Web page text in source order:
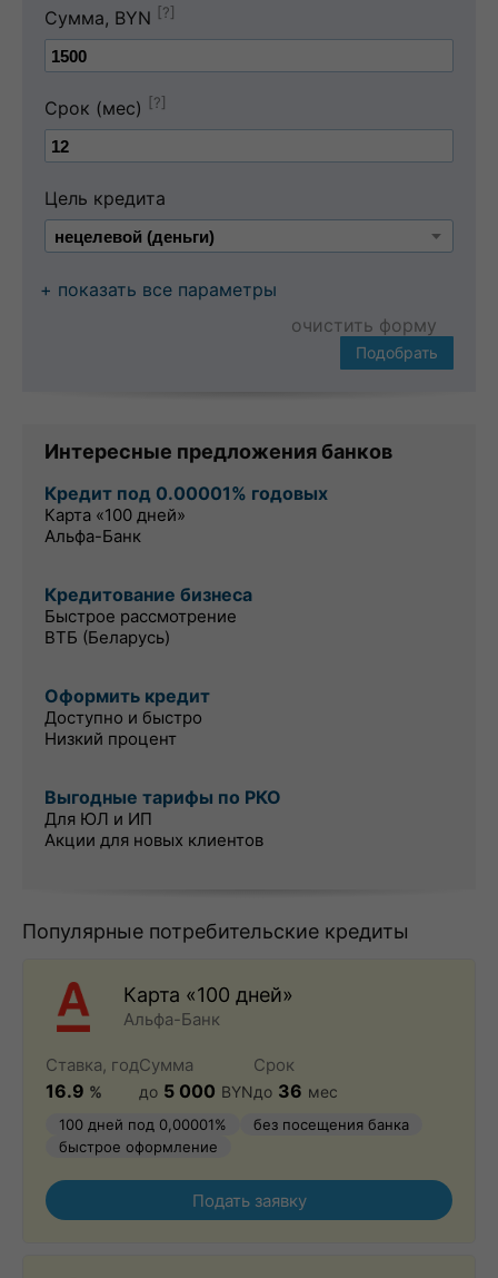
Сумма, BYN [?]
Срок (мес) [?]
Цель кредита
+ показать все параметры
очистить форму
Подобрать
Интересные предложения банков
Кредит под 0.00001% годовых
Карта «100 дней»
Альфа-Банк
Кредитование бизнеса
Быстрое рассмотрение
ВТБ (Беларусь)
Оформить кредит
Доступно и быстро
Низкий процент
Выгодные тарифы по РКО
Для ЮЛ и ИП
Акции для новых клиентов
Популярные потребительские кредиты
Карта «100 дней»
Альфа-Банк
Ставка, год
16.9 %
Сумма
до 5 000 BYN
Срок
до 36 мес
100 дней под 0,00001%
без посещения банка
быстрое оформление
Подать заявку